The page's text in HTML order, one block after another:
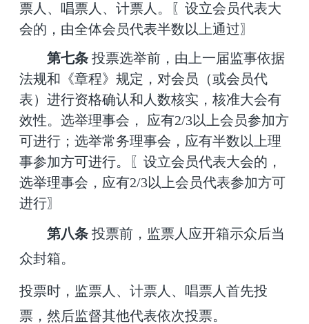
票人、唱票人、计票人。〖设立会员代表大
会的，由全体会员代表半数以上通过〗
第七条 投票选举前，由上一届监事依据
法规和《章程》规定，对会员（或会员代
表）进行资格确认和人数核实，核准大会有
效性。选举理事会，
应有2/3以上会员参加方
可进行；选举常务理事会，应有半数以上理
事参加方可进行。〖设立会员代表大会的，
选举理事会，应有2/3以上会员代表参加方可
进行〗
第八条 投票前，监票人应开箱示众后当
众封箱。
投票时，监票人、计票人、唱票人首先投
票，然后监督其他代表依次投票。